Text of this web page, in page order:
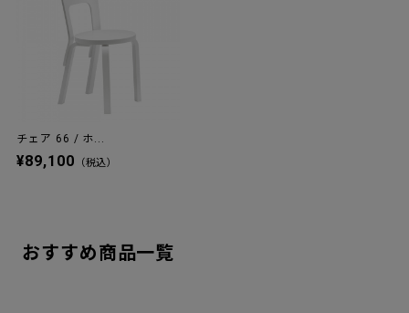
チェア 66 / ホ...
¥89,100 （税込）
おすすめ商品一覧